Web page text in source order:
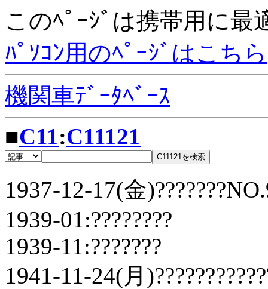
このﾍﾟｰｼﾞは携帯用に最
ﾊﾟｿｺﾝ用のﾍﾟｰｼﾞはこちら
機関車ﾃﾞｰﾀﾍﾞｰｽ
■C11:C11121
1937-12-17(金
1939-01:????????
1939-11:???????
1941-11-24(月